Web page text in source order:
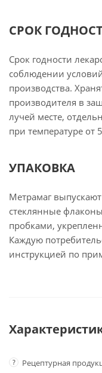
СРОК
Срок годности
соблюдении
производства.
производителя в
лучей месте,
при температуре от
УПАКОВКА
Метрамаг
стеклянные
пробками,
Каждую
инструкцией по
? Рецептурная